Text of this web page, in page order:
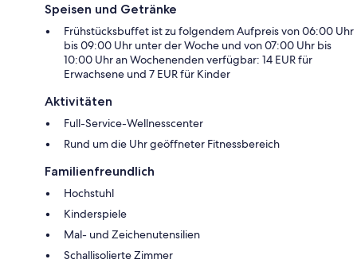
Speisen und Getränke
Frühstücksbuffet ist zu folgendem Aufpreis von 06:00 Uhr
bis 09:00 Uhr unter der Woche und von 07:00 Uhr bis
10:00 Uhr an Wochenenden verfügbar: 14 EUR für
Erwachsene und 7 EUR für Kinder
Aktivitäten
Full-Service-Wellnesscenter
Rund um die Uhr geöffneter Fitnessbereich
Familienfreundlich
Hochstuhl
Kinderspiele
Mal- und Zeichenutensilien
Schallisolierte Zimmer